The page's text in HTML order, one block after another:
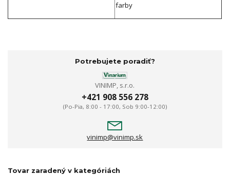
farby
Potrebujete poradiť?
VINIMP, s.r.o.
+421 908 556 278
(Po-Pia, 8:00 - 17:00, Sob 9:00-12:00)
vinimp@vinimp.sk
Tovar zaradený v kategóriách